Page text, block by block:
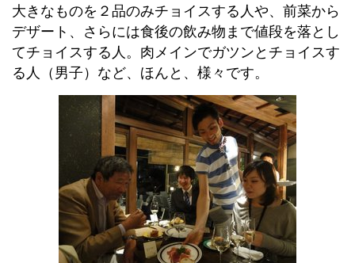
大きなものを２品のみチョイスする人や、前菜から
デザート、さらには食後の飲み物まで値段を落とし
てチョイスする人。肉メインでガツンとチョイスす
る人（男子）など、ほんと、様々です。